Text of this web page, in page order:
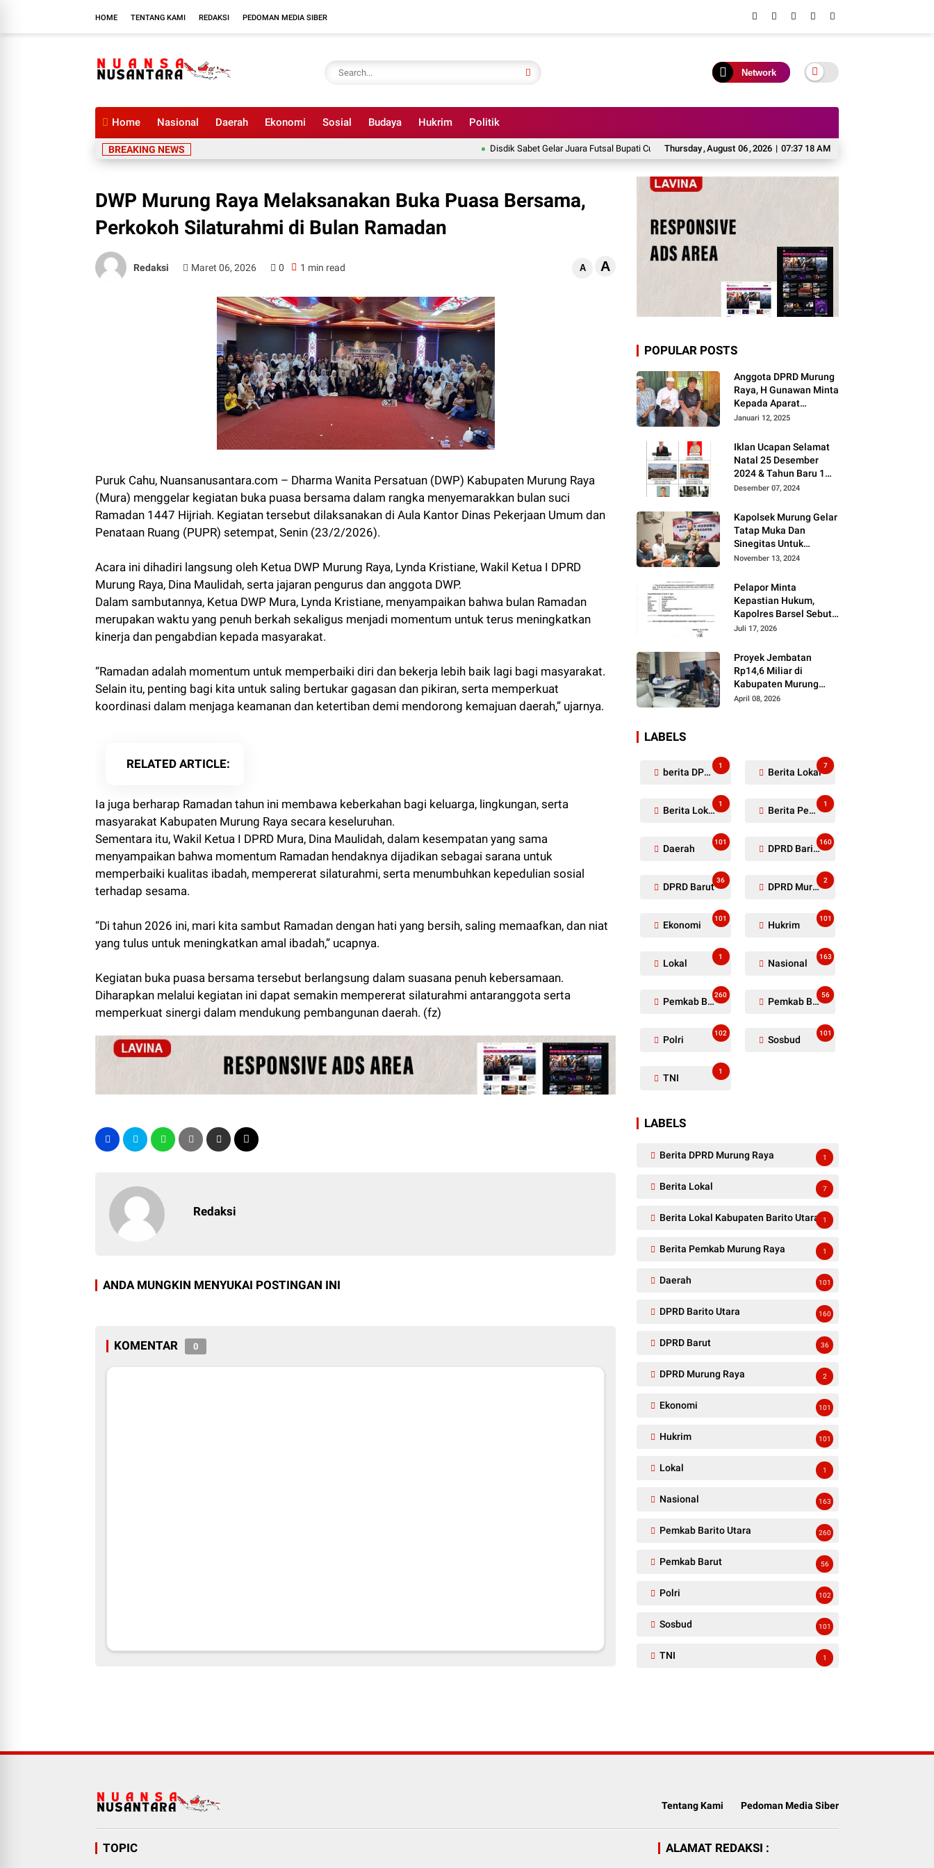
HOME TENTANG KAMI REDAKSI PEDOMAN MEDIA SIBER
Network
Home Nasional Daerah Ekonomi Sosial Budaya Hukrim Politik
Thursday,August 06,2026 | 07:37 18 AM
BREAKING NEWS Disdik Sabet Gelar Juara Futsal Bupati Cup 2026 Turnamen Futsal Bupati Cup 2026 Resmi Ditutup, Perkuat
DWP Murung Raya Melaksanakan Buka Puasa Bersama,
Perkokoh Silaturahmi di Bulan Ramadan
Redaksi Maret 06, 2026 0 1 min read A A
Puruk Cahu, Nuansanusantara.com – Dharma Wanita Persatuan (DWP) Kabupaten Murung Raya
(Mura) menggelar kegiatan buka puasa bersama dalam rangka menyemarakkan bulan suci
Ramadan 1447 Hijriah. Kegiatan tersebut dilaksanakan di Aula Kantor Dinas Pekerjaan Umum dan
Penataan Ruang (PUPR) setempat, Senin (23/2/2026).
Acara ini dihadiri langsung oleh Ketua DWP Murung Raya, Lynda Kristiane, Wakil Ketua I DPRD
Murung Raya, Dina Maulidah, serta jajaran pengurus dan anggota DWP.
Dalam sambutannya, Ketua DWP Mura, Lynda Kristiane, menyampaikan bahwa bulan Ramadan
merupakan waktu yang penuh berkah sekaligus menjadi momentum untuk terus meningkatkan
kinerja dan pengabdian kepada masyarakat.
“Ramadan adalah momentum untuk memperbaiki diri dan bekerja lebih baik lagi bagi masyarakat.
Selain itu, penting bagi kita untuk saling bertukar gagasan dan pikiran, serta memperkuat
koordinasi dalam menjaga keamanan dan ketertiban demi mendorong kemajuan daerah,” ujarnya.
RELATED ARTICLE
Ia juga berharap Ramadan tahun ini membawa keberkahan bagi keluarga, lingkungan, serta
masyarakat Kabupaten Murung Raya secara keseluruhan.
Sementara itu, Wakil Ketua I DPRD Mura, Dina Maulidah, dalam kesempatan yang sama
menyampaikan bahwa momentum Ramadan hendaknya dijadikan sebagai sarana untuk
memperbaiki kualitas ibadah, mempererat silaturahmi, serta menumbuhkan kepedulian sosial
terhadap sesama.
“Di tahun 2026 ini, mari kita sambut Ramadan dengan hati yang bersih, saling memaafkan, dan niat
yang tulus untuk meningkatkan amal ibadah,” ucapnya.
Kegiatan buka puasa bersama tersebut berlangsung dalam suasana penuh kebersamaan.
Diharapkan melalui kegiatan ini dapat semakin mempererat silaturahmi antaranggota serta
memperkuat sinergi dalam mendukung pembangunan daerah. (fz)
Redaksi
ANDA MUNGKIN MENYUKAI POSTINGAN INI
KOMENTAR 0
POPULAR POSTS
Anggota DPRD Murung
Raya, H Gunawan Minta
Kepada Aparat
Berantas judi dan
Instruksi Presiden RI
Januari 12, 2025
Iklan Ucapan Selamat
Natal 25 Desember
2024 & Tahun Baru 1
Januari 2025
Desember 07, 2024
Kapolsek Murung Gelar
Tatap Muka Dan
Sinegitas Untuk
Menjaga Situasi
Kondusif Dengan Insan
Pers
November 13, 2024
Pelapor Minta
Kepastian Hukum,
Kapolres Barsel Sebut
Dugaan Penyerobotan
Juli 17, 2026
Proyek Jembatan
Rp14,6 Miliar di
Kabupaten Murung
Raya Mangkrak,
April 08, 2026
LABELS
berita DPRD Murung Raya
1
Berita Lokal
7
Berita Lokal Kabupaten Barito Utara
1
Berita Pemkab Murung Raya
1
Daerah
101
DPRD Barito Utara
160
DPRD Barut
36
DPRD Murung Raya
2
Ekonomi
101
Hukrim
101
Lokal
1
Nasional
163
Pemkab Barito Utara
260
Pemkab Barut
56
Polri
102
Sosbud
101
TNI
1
LABELS
Berita DPRD Murung Raya 1
Berita Lokal 7
Berita Lokal Kabupaten Barito Utara 1
Berita Pemkab Murung Raya 1
Daerah 101
DPRD Barito Utara 160
DPRD Barut 36
DPRD Murung Raya 2
Ekonomi 101
Hukrim 101
Lokal 1
Nasional 163
Pemkab Barito Utara 260
Pemkab Barut 56
Polri 102
Sosbud 101
TNI 1
Tentang Kami Pedoman Media Siber
TOPIC ALAMAT REDAKSI :